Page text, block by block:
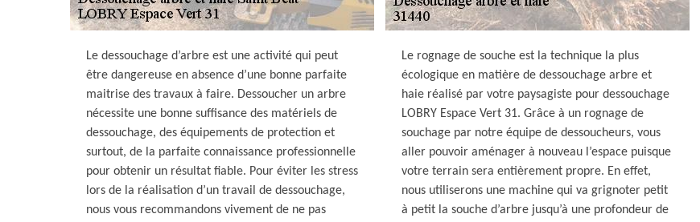
Le dessouchage d’arbre est une activité qui peut
être dangereuse en absence d’une bonne parfaite
maitrise des travaux à faire. Dessoucher un arbre
nécessite une bonne suffisance des matériels de
dessouchage, des équipements de protection et
surtout, de la parfaite connaissance professionnelle
pour obtenir un résultat fiable. Pour éviter les stress
lors de la réalisation d’un travail de dessouchage,
nous vous recommandons vivement de ne pas
Le rognage de souche est la technique la plus
écologique en matière de dessouchage arbre et
haie réalisé par votre paysagiste pour dessouchage
LOBRY Espace Vert 31. Grâce à un rognage de
souchage par notre équipe de dessoucheurs, vous
aller pouvoir aménager à nouveau l’espace puisque
votre terrain sera entièrement propre. En effet,
nous utiliserons une machine qui va grignoter petit
à petit la souche d’arbre jusqu’à une profondeur de